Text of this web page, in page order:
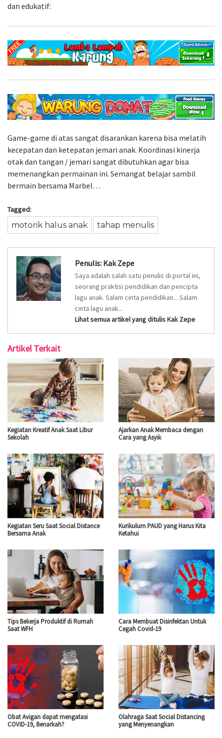
dan edukatif:
Game-game di atas sangat disarankan karena bisa melatih
kecepatan dan ketepatan jemari anak. Koordinasi kinerja
otak dan tangan / jemari sangat dibutuhkan agar bisa
memenangkan permainan ini. Semangat belajar sambil
bermain bersama Marbel…
Tagged:
motorik halus anak tahap menulis
Penulis: Kak Zepe
Saya adalah salah satu penulis di portal ini,
seorang praktisi pendidikan dan pencipta
lagu anak. Salam cinta pendidikan... Salam
cinta lagu anak...
Lihat semua artikel yang ditulis Kak Zepe
Artikel Terkait
Kegiatan Kreatif Anak Saat Libur
Sekolah
Ajarkan Anak Membaca dengan
Cara yang Asyik
Kegiatan Seru Saat Social Distance
Bersama Anak
Kurikulum PAUD yang Harus Kita
Ketahui
Tips Bekerja Produktif di Rumah
Saat WFH
Cara Membuat Disinfektan Untuk
Cegah Covid-19
Obat Avigan dapat mengatasi
COVID-19, Benarkah?
Olahraga Saat Social Distancing
yang Menyenangkan